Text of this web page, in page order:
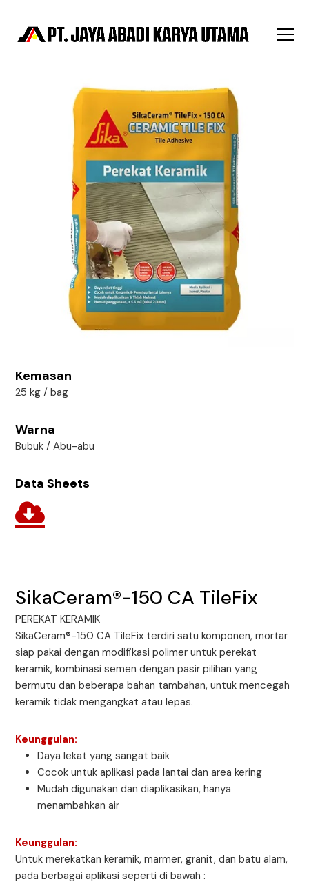
Kemasan
25 kg / bag
Warna
Bubuk / Abu-abu
Data Sheets
SikaCeram®-150 CA TileFix
PEREKAT KERAMIK
SikaCeram®-150 CA TileFix terdiri satu komponen, mortar
siap pakai dengan modifikasi polimer untuk perekat
keramik, kombinasi semen dengan pasir pilihan yang
bermutu dan beberapa bahan tambahan, untuk mencegah
keramik tidak mengangkat atau lepas.
Keunggulan:
Daya lekat yang sangat baik
Cocok untuk aplikasi pada lantai dan area kering
Mudah digunakan dan diaplikasikan, hanya
menambahkan air
Keunggulan:
Untuk merekatkan keramik, marmer, granit, dan batu alam,
pada berbagai aplikasi seperti di bawah :